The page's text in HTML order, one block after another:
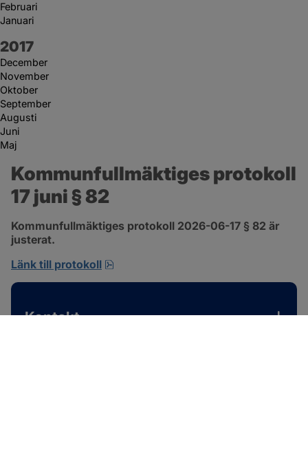
Februari
Januari
År:
2017
December
November
Oktober
September
Augusti
Juni
Maj
Kommunfullmäktiges protokoll
17 juni § 82
Kommunfullmäktiges protokoll 2026-06-17 § 82 är
justerat.
Länk till protokoll
Kontakt